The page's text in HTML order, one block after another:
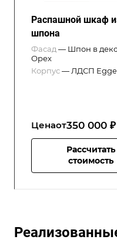
Распашной шкаф
шпона
Фасад — Шпон в
Орех
Корпус— ЛДСП
Ценаот350 000 ₽
Рассчитать
стоимость